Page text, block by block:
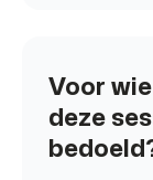
Voor
deze